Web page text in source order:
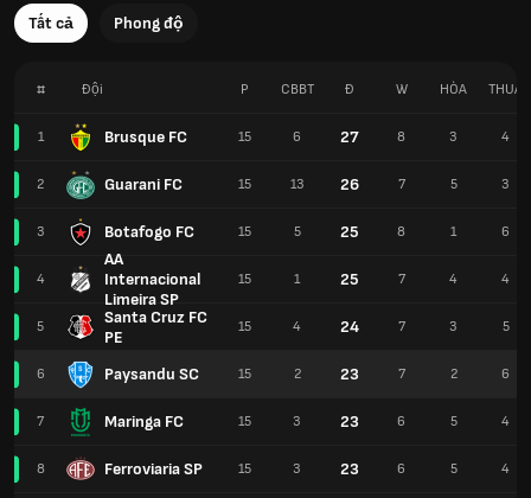
Tất cả Phong độ
# Đội
1 Brusque FC
2 Guarani FC
3 Botafogo FC
4
AA
Internacional
Limeira SP
5
Santa Cruz FC
PE
6 Paysandu SC
7 Maringa FC
8 Ferroviaria SP
P CBBT Đ W HÒA THUA
15 6 27 8 3 4
15 13 26 7 5 3
15 5 25 8 1 6
15 1 25 7 4 4
15 4 24 7 3 5
15 2 23 7 2 6
15 3 23 6 5 4
15 3 23 6 5 4